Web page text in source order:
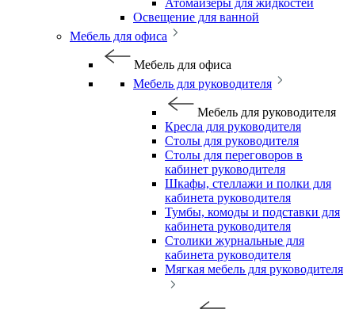
Атомайзеры для жидкостей
Освещение для ванной
Мебель для офиса
Мебель для офиса
Мебель для руководителя
Мебель для руководителя
Кресла для руководителя
Столы для руководителя
Столы для переговоров в
кабинет руководителя
Шкафы, стеллажи и полки для
кабинета руководителя
Тумбы, комоды и подставки для
кабинета руководителя
Столики журнальные для
кабинета руководителя
Мягкая мебель для руководителя